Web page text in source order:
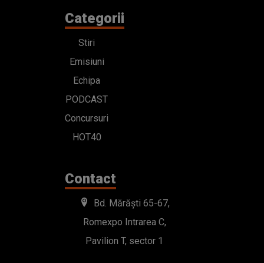
Categorii
Stiri
Emisiuni
Echipa
PODCAST
Concursuri
HOT40
Contact
Bd. Mărăști 65-67,
Romexpo Intrarea C,
Pavilion T, sector 1